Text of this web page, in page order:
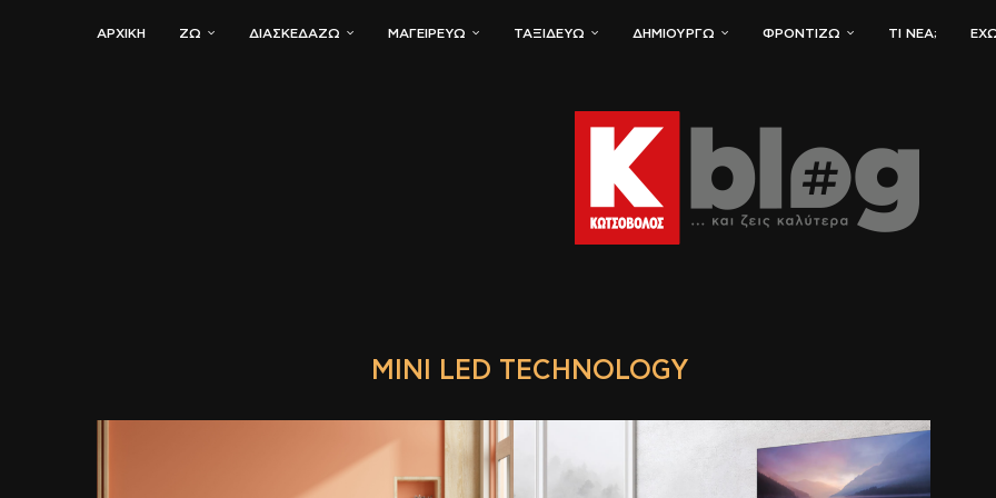
ΑΡΧΙΚΗ ΖΏ ΔΙΑΣΚΕΔΆΖΩ ΜΑΓΕΙΡΕΎΩ ΤΑΞΙΔΕΎΩ ΔΗΜΙΟΥΡΓΏ ΦΡΟΝΤΊΖΩ ΤΙ ΝΈΑ;
MINI LED TECHNOLOGY